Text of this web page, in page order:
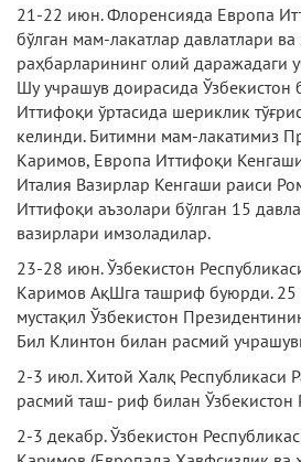
21-22 июн. Флоренсияда Европа
бўлган мам-лакатлар давлатлари ва
раҳбарларининг олий даражадаги
Шу учрашув доирасида Ўзбекистон
Иттифоқи ўртасида шериклик
келинди. Битимни мам-лакатимиз
Каримов, Европа Иттифоқи
Италия Вазирлар Кенгаши раиси
Иттифоқи аъзолари бўлган 15
вазирлари имзоладилар.
23-28 июн. Ўзбекистон
Каримов АқШга ташриф буюрди. 25
мустақил Ўзбекистон
Бил Клинтон билан расмий
2-3 июл. Хитой Халқ Республикаси
расмий таш- риф билан Ўзбекистон
2-3 декабр. Ўзбекистон